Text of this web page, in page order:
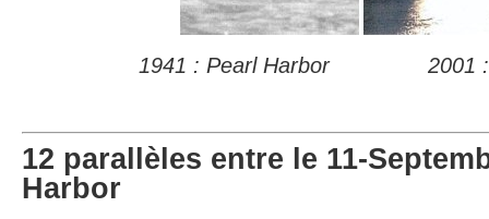
1941 : Pearl Harbor 2001 :
12 parallèles entre le 11-
Harbor